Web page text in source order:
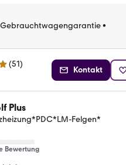
Gebrauchtwagengarantie•
(51)
Kontakt
Plus
Felgen*
Bewertung